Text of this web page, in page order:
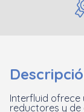
Interfluid ofrece
reductores y